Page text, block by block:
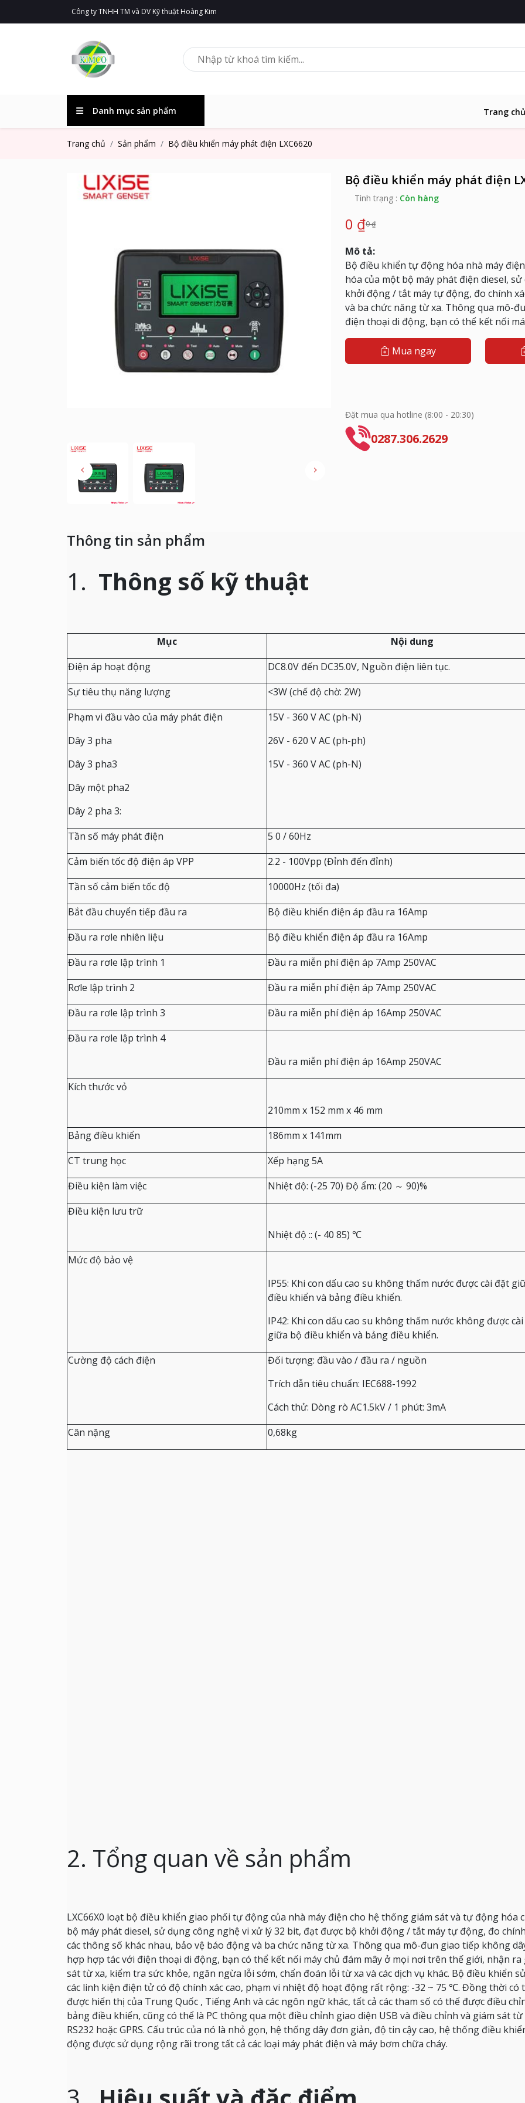
Công ty TNHH TM và DV Kỹ thuật Hoàng Kim
Danh mục sản phẩm Trang chủ
Trang chủ Sản phẩm Bộ điều khiển máy phát điện LXC6620
Bộ điều khiển máy phát điện
Tình trạng : Còn hàng
0 ₫0 ₫
Mô tả:
Bộ điều khiển tự động hóa nhà máy
hóa của một bộ máy phát điện diesel,
khởi động / tắt máy tự động, đo chính
và ba chức năng từ xa. Thông qua mô-
điện thoại di động, bạn có thể kết nối
Mua ngay
Đặt mua qua hotline (8:00 - 20:30)
0287.306.2629
Thông tin sản phẩm
1. Thông số kỹ thuật
Mục
Nội dung
Điện áp hoạt động
DC8.0V đến DC35.0V, Nguồn điện liên tục.
Sự tiêu thụ năng lượng
<3W (chế độ chờ: 2W)
Phạm vi đầu vào của máy phát điện
Dây 3 pha
Dây 3 pha3
Dây một pha2
Dây 2 pha 3:
15V - 360 V AC (ph-N)
26V - 620 V AC (ph-ph)
15V - 360 V AC (ph-N)
Tần số máy phát điện 5 0 / 60Hz
Cảm biến tốc độ điện áp VPP
2.2 - 100Vpp (Đỉnh đến đỉnh)
Tần số cảm biến tốc độ
10000Hz (tối đa)
Bắt đầu chuyển tiếp đầu ra
Bộ điều khiển điện áp đầu ra 16Amp
Đầu ra rơle nhiên liệu
Bộ điều khiển điện áp đầu ra 16Amp
Đầu ra rơle lập trình 1
Đầu ra miễn phí điện áp 7Amp 250VAC
Rơle lập trình 2
Đầu ra miễn phí điện áp 7Amp 250VAC
Đầu ra rơle lập trình 3
Đầu ra miễn phí điện áp 16Amp 250VAC
Đầu ra rơle lập trình 4
Đầu ra miễn phí điện áp 16Amp 250VAC
Kích thước vỏ
210mm x 152 mm x 46 mm
Bảng điều khiển
186mm x 141mm
CT trung học
Xếp hạng 5A
Điều kiện làm việc
Nhiệt độ: (-25 70) Độ ẩm: (20 ～ 90)%
Điều kiện lưu trữ
Nhiệt độ :: (- 40 85) ℃
Mức độ bảo vệ
IP55: Khi con dấu cao su không thấm nước được cài đặt
điều khiển và bảng điều khiển.
IP42: Khi con dấu cao su không thấm nước không được
giữa bộ điều khiển và bảng điều khiển.
Cường độ cách điện
Đối tượng: đầu vào / đầu ra / nguồn
Trích dẫn tiêu chuẩn: IEC688-1992
Cách thử: Dòng rò AC1.5kV / 1 phút: 3mA
Cân nặng
0,68kg
2. Tổng quan về sản phẩm
LXC66X0 loạt bộ điều khiển giao phối tự động của nhà máy điện cho hệ thống giám sát và tự động hóa
bộ máy phát diesel, sử dụng công nghệ vi xử lý 32 bit, đạt được bộ khởi động / tắt máy tự động, đo
các thông số khác nhau, bảo vệ báo động và ba chức năng từ xa. Thông qua mô-đun giao tiếp không
hợp hợp tác với điện thoại di động, bạn có thể kết nối máy chủ đám mây ở mọi nơi trên thế giới, nhận ra
sát từ xa, kiểm tra sức khỏe, ngăn ngừa lỗi sớm, chẩn đoán lỗi từ xa và các dịch vụ khác. Bộ điều khiển
các linh kiện điện tử có độ chính xác cao, phạm vi nhiệt độ hoạt động rất rộng: -32 ~ 75 ℃. Đồng thời có
được hiển thị của Trung Quốc , Tiếng Anh và các ngôn ngữ khác, tất cả các tham số có thể được điều
bảng điều khiển, cũng có thể là PC thông qua một điều chỉnh giao diện USB và điều chỉnh và giám sát từ
RS232 hoặc GPRS. Cấu trúc của nó là nhỏ gọn, hệ thống dây đơn giản, độ tin cậy cao, hệ thống điều
động được sử dụng rộng rãi trong tất cả các loại máy phát điện và máy bơm chữa cháy.